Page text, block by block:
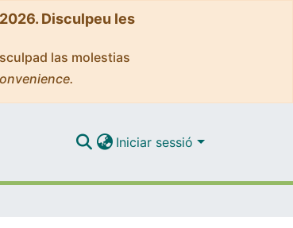
Disculpeu les
las molestias
Iniciar sessió